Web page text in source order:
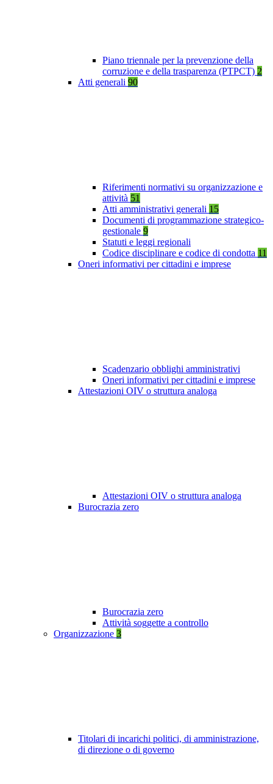
Piano triennale per la prevenzione della
corruzione e della trasparenza (PTPCT) 2
Atti generali 90
Riferimenti normativi su organizzazione e
attività 51
Atti amministrativi generali 15
Documenti di programmazione strategico-
gestionale 9
Statuti e leggi regionali
Codice disciplinare e codice di condotta 11
Oneri informativi per cittadini e imprese
Scadenzario obblighi amministrativi
Oneri informativi per cittadini e imprese
Attestazioni OIV o struttura analoga
Attestazioni OIV o struttura analoga
Burocrazia zero
Burocrazia zero
Attività soggette a controllo
Organizzazione 3
Titolari di incarichi politici, di amministrazione,
di direzione o di governo